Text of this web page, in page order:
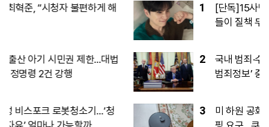
1
[단독]15사단 ‘투표권 미보장’…초급간부
들이 질책 두려워 ‘자체누락’
2
국내 범죄·수사정보 손에 쥔 행안부…‘대검
범죄정보’ 중수청 승계
3
미 하원 공화당, 한국 정통망법 집행 브리